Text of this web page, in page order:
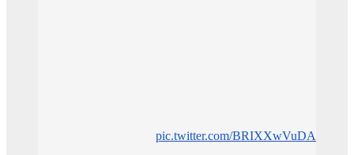
pic.twitter.com/BRIXXwVuDA